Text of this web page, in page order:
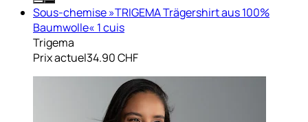
Sous-chemise »TRIGEMA Trägershirt aus 100%
Baumwolle« 1 cuis
Trigema
Prix actuel34.90 CHF